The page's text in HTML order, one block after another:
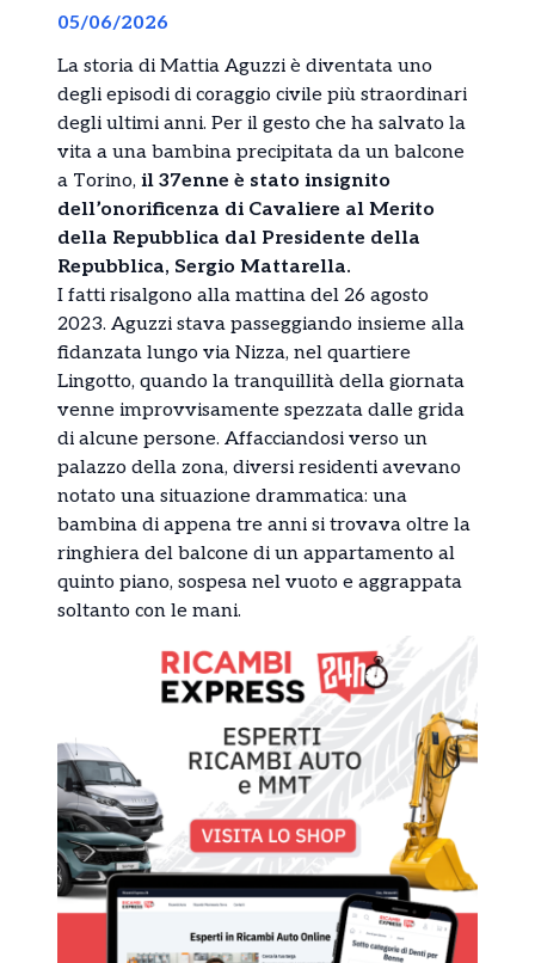
05/06/2026
La storia di Mattia Aguzzi è diventata uno
degli episodi di coraggio civile più straordinari
degli ultimi anni. Per il gesto che ha salvato la
vita a una bambina precipitata da un balcone
a Torino, il 37enne è stato insignito
dell’onorificenza di Cavaliere al Merito
della Repubblica dal Presidente della
Repubblica, Sergio Mattarella.
I fatti risalgono alla mattina del 26 agosto
2023. Aguzzi stava passeggiando insieme alla
fidanzata lungo via Nizza, nel quartiere
Lingotto, quando la tranquillità della giornata
venne improvvisamente spezzata dalle grida
di alcune persone. Affacciandosi verso un
palazzo della zona, diversi residenti avevano
notato una situazione drammatica: una
bambina di appena tre anni si trovava oltre la
ringhiera del balcone di un appartamento al
quinto piano, sospesa nel vuoto e aggrappata
soltanto con le mani.